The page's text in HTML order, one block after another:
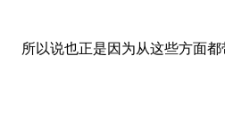
所以说也正是因为从这些方面都